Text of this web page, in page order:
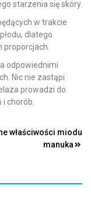
starzenia się skóry.
w trakcie
dlatego
odpowiednimi
Nic nie zastąpi
prowadzi do
chorób.
właściwości miodu
manuka